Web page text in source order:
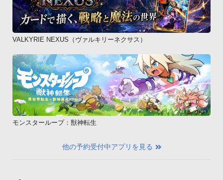
VALKYRIE NEXUS（ヴァルキリーネクサス）
モンスターループ：獣神転生
他の予約受付中アプリを見る